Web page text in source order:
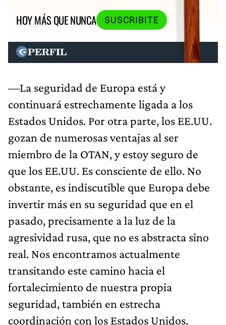
HOY MÁS QUE NUNCA
SUSCRIBITE
—La seguridad de Europa está y
continuará estrechamente ligada a los
Estados Unidos. Por otra parte, los EE.UU.
gozan de numerosas ventajas al ser
miembro de la OTAN, y estoy seguro de
que los EE.UU. Es consciente de ello. No
obstante, es indiscutible que Europa debe
invertir más en su seguridad que en el
pasado, precisamente a la luz de la
agresividad rusa, que no es abstracta sino
real. Nos encontramos actualmente
transitando este camino hacia el
fortalecimiento de nuestra propia
seguridad, también en estrecha
coordinación con los Estados Unidos.